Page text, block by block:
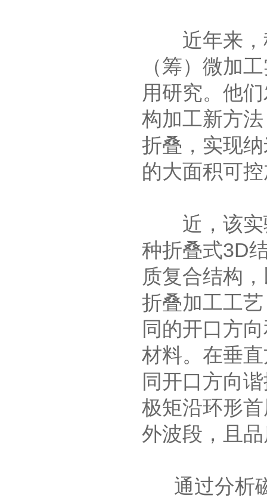
近年来，
（筹）微加
用研究。他
构加工新方
折叠，实现
的大面积可
近，该实验
种折叠式3D
质复合结构
折叠加工工
同的开口方
材料。在垂
同开口方向
极矩沿环形
外波段，且
通过分析